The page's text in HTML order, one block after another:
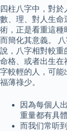
四柱八字中，對
數、理、對人生命
術，正是看重這種
而簡化其意義。
說，八字相對較重
命格、或者出生在
字較輕的人，可能
福薄祿少。
因為每個人
重量都有具體
而我们常听